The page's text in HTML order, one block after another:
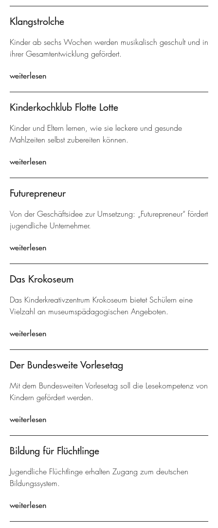
Klangstrolche
Kinder ab sechs Wochen werden musikalisch geschult und in
ihrer Gesamtentwicklung gefördert.
weiterlesen
Kinderkochklub Flotte Lotte
Kinder und Eltern lernen, wie sie leckere und gesunde
Mahlzeiten selbst zubereiten können.
weiterlesen
Futurepreneur
Von der Geschäftsidee zur Umsetzung: „Futurepreneur“ fördert
jugendliche Unternehmer.
weiterlesen
Das Krokoseum
Das Kinderkreativzentrum Krokoseum bietet Schülern eine
Vielzahl an museumspädagogischen Angeboten.
weiterlesen
Der Bundesweite Vorlesetag
Mit dem Bundesweiten Vorlesetag soll die Lesekompetenz von
Kindern gefördert werden.
weiterlesen
Bildung für Flüchtlinge
Jugendliche Flüchtlinge erhalten Zugang zum deutschen
Bildungssystem.
weiterlesen